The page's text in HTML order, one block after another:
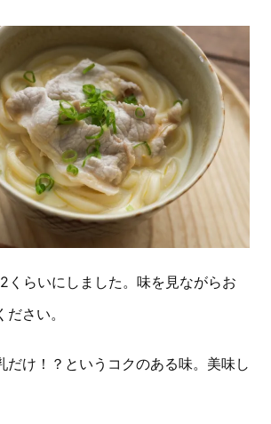
くらいにしました。味を見ながらお
さい。
だけ！？というコクのある味。美味し